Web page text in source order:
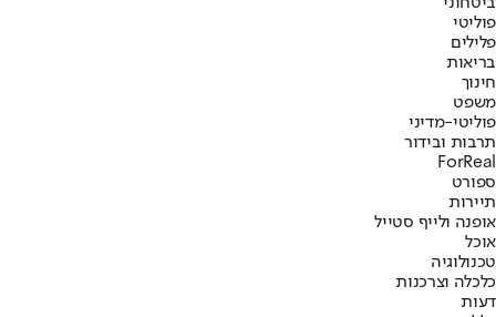
פוליטי
פלילים
בריאות
חינוך
משפט
פוליטי-מדיני
תרבות ובידור
ForReal
ספורט
תיירות
אופנה ולייף סטייל
אוכל
טכנולוגיה
כלכלה וצרכנות
דעות